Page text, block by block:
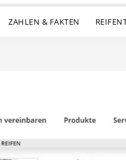
ZAHLEN & FAKTEN